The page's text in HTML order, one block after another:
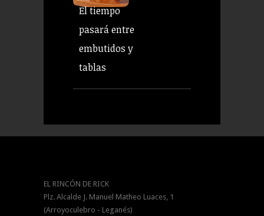
El tiempo
pasará entre
embutidos y
tablas
EL RINCÓN DE RICK
Plz. Alcalde J. Manuel Matheo Luaces, 1
(Arroyoculebro - Leganés)